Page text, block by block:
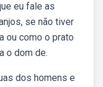
eu fale as
se não tiver
ou como o prato
o dom de.
dos homens e